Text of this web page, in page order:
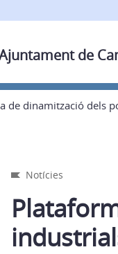
de
de dinamització dels
Notícies